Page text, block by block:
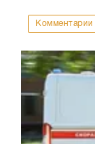
Комментарии